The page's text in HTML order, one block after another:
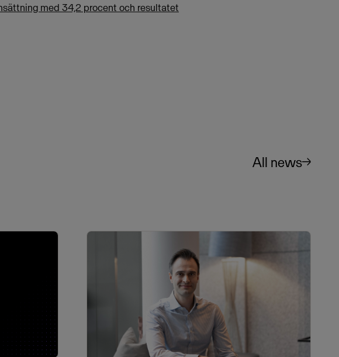
med 34,2 procent och resultatet
All news